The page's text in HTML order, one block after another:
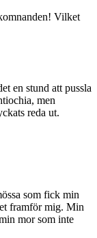
Vilket
en stund att pussla
men
reda ut.
som fick min
framför mig. Min
mor som inte